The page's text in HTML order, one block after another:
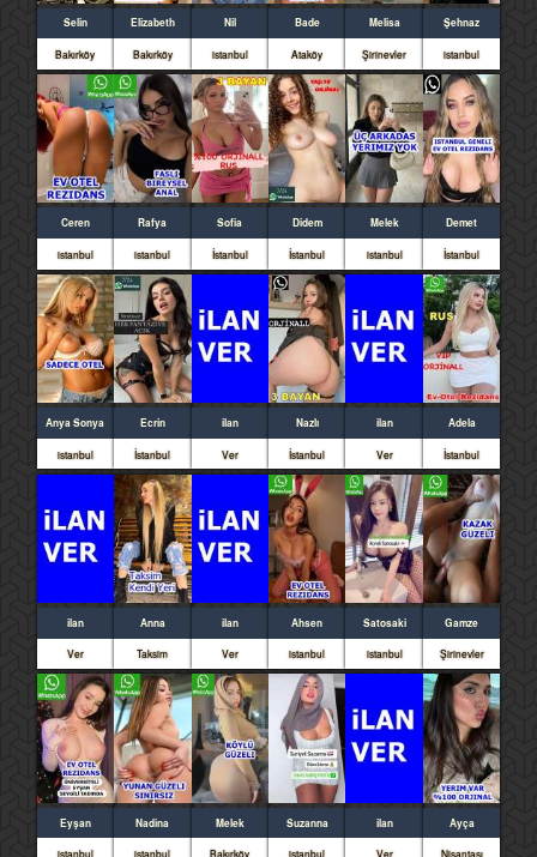
Selin
Bakırköy
Elizabeth
Bakırköy
Nil
istanbul
Bade
Ataköy
Melisa
Şirinevler
Şehnaz
istanbul
Ceren
istanbul
Rafya
istanbul
Sofia
İstanbul
Didem
İstanbul
Melek
istanbul
Demet
İstanbul
Anya Sonya
istanbul
Ecrin
İstanbul
ilan
Ver
Nazlı
İstanbul
ilan
Ver
Adela
İstanbul
ilan
Ver
Anna
Taksim
ilan
Ver
Ahsen
istanbul
Satosaki
istanbul
Gamze
Şirinevler
Eyşan
istanbul
Nadina
istanbul
Melek
Bakırköy
Suzanna
istanbul
ilan
Ver
Ayça
Nişantaşı